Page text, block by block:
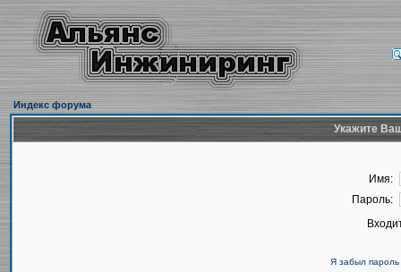
Индекс форума
Укажите
Имя:
Пароль:
Я забыл пароль